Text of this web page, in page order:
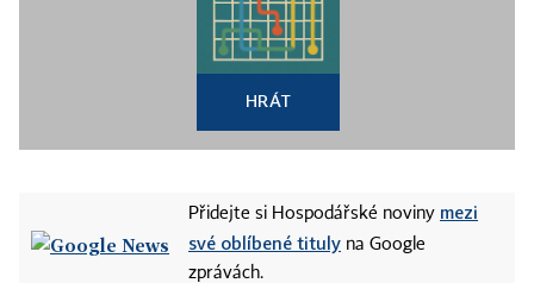
HRÁT
Přidejte si Hospodářské noviny mezi
své oblíbené tituly na Google
zprávách.